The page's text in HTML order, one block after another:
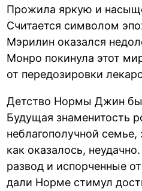
Прожила яркую и
Считается символом
Мэрилин оказался
Монро покинула этот
от передозировки
Детство Нормы Джин
Будущая знаменитость
неблагополучной
как оказалось,
развод и испорченные
дали Норме стимул